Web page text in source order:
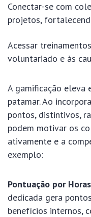
Conectar-se com
projetos,
Acessar
voluntariado e às
A gamificação eleva
patamar. Ao
pontos, distintivos,
podem motivar os
ativamente e a
exemplo:
Pontuação por
dedicada gera
benefícios internos,